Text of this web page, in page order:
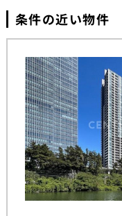
条件の近い物件